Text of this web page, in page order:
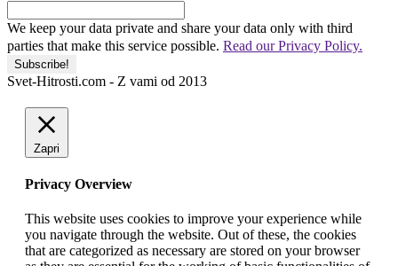
We keep your data private and share your data only with third
parties that make this service possible. Read our Privacy Policy.
Svet-Hitrosti.com - Z vami od 2013
Zapri
Privacy Overview
This website uses cookies to improve your experience while
you navigate through the website. Out of these, the cookies
that are categorized as necessary are stored on your browser